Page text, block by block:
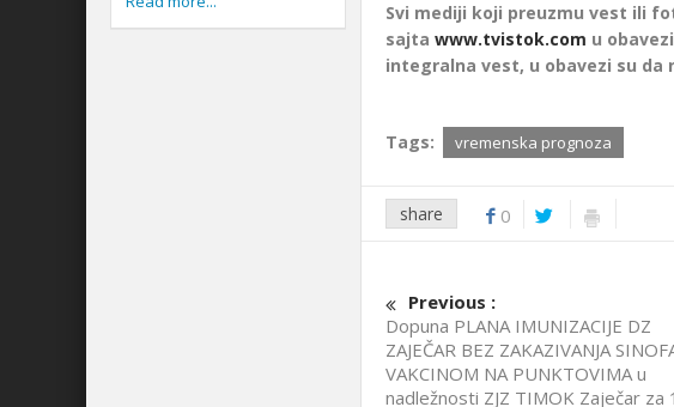
Svi mediji koji preuzmu vest ili
sajta www.tvistok.com u
integralna vest, u obavezi su
Tags: vremenska prognoza
share 0
Previous :
Dopuna PLANA IMUNIZACIJE DZ
ZAJEČAR BEZ ZAKAZIVANJA
VAKCINOM NA PUNKTOVIMA u
nadležnosti ZJZ TIMOK Zaječar za